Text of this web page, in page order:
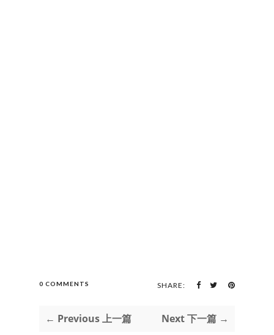
0 COMMENTS SHARE:
← Previous 上一篇 Next 下一篇 →